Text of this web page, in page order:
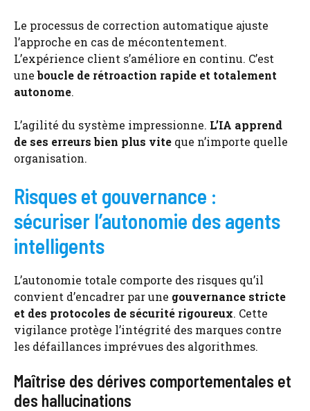
Le processus de correction automatique ajuste
l’approche en cas de mécontentement.
L’expérience client s’améliore en continu. C’est
uneboucle de rétroaction rapide et totalement
autonome.
L’agilité du système impressionne. L’IA apprend
de ses erreurs bien plus vite que n’importe quelle
organisation.
Risques et gouvernance :
sécuriser l’autonomie des agents
intelligents
L’autonomie totale comporte des risques qu’il
convient d’encadrer par une gouvernance stricte
et des protocoles de sécurité rigoureux. Cette
vigilance protège l’intégrité des marques contre
les défaillances imprévues des algorithmes.
Maîtrise des dérives comportementales et
des hallucinations